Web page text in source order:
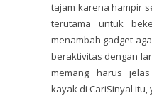
tajam karena hampir
terutama untuk
menambah gadget
beraktivitas dengan
memang harus
kayak di CariSinyal itu,